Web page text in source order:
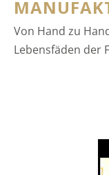
Von Hand zu
Lebensfäden der